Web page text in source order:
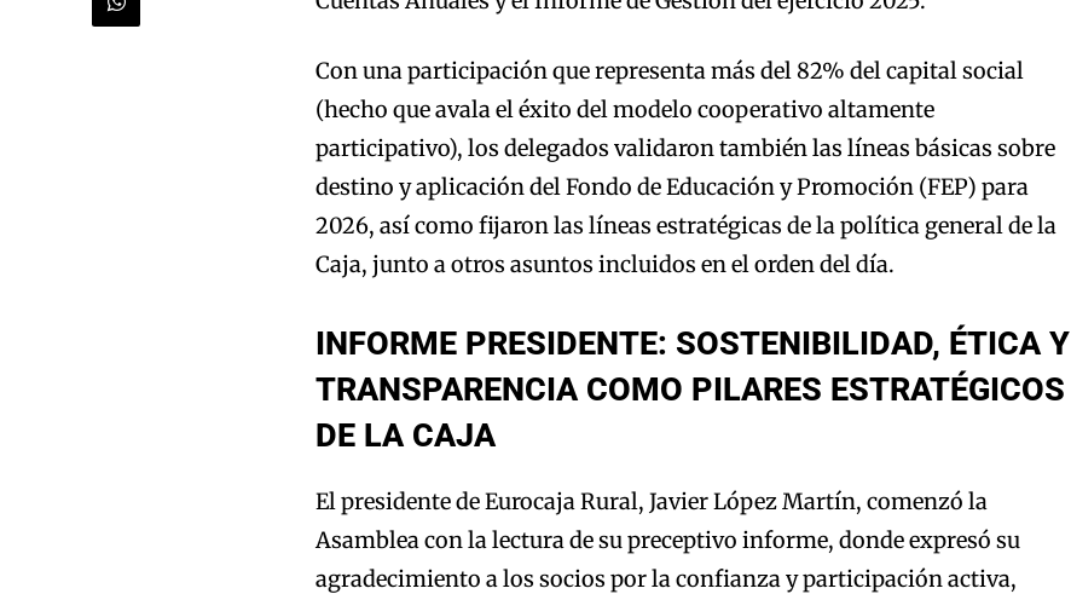
Con una participación que representa más del 82% del capital social
(hecho que avala el éxito del modelo cooperativo altamente
participativo), los delegados validaron también las líneas básicas sobre
destino y aplicación del Fondo de Educación y Promoción (FEP) para
2026, así como fijaron las líneas estratégicas de la política general de la
Caja, junto a otros asuntos incluidos en el orden del día.
INFORME PRESIDENTE: SOSTENIBILIDAD, ÉTICA Y
TRANSPARENCIA COMO PILARES ESTRATÉGICOS
DE LA CAJA
El presidente de Eurocaja Rural, Javier López Martín, comenzó la
Asamblea con la lectura de su preceptivo informe, donde expresó su
agradecimiento a los socios por la confianza y participación activa,